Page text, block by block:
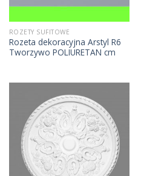
ROZETY SUFITOWE
Rozeta dekoracyjna Arstyl R6
Tworzywo POLIURETAN cm